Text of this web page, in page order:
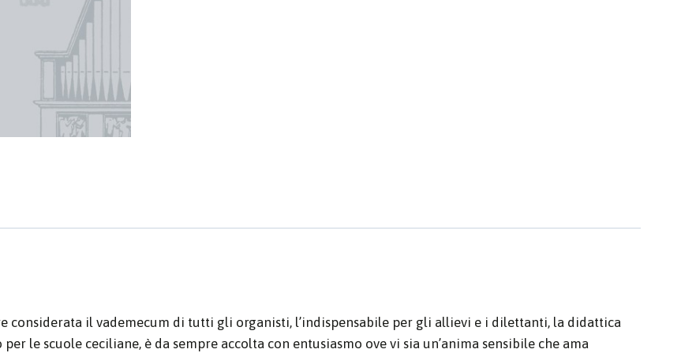
considerata il vademecum di tutti gli organisti, l’indispensabile per gli allievi e i dilettanti, la didattica
le scuole ceciliane, è da sempre accolta con entusiasmo ove vi sia un’anima sensibile che ama